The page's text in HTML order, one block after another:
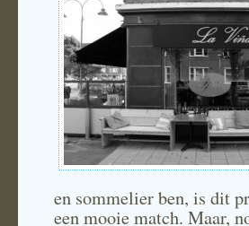
en sommelier ben, is dit
een mooie match. Maar,